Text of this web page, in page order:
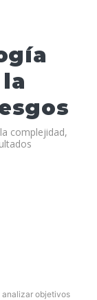
complejidad,
analizar objetivos